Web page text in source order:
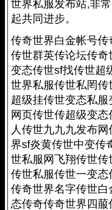
世界私服发布站,非
起共同进步。
传奇世界白金帐号
传世群英传论坛传
变态传世sf找传世超
世界私服传世私罔
超级挂传世变态私
网页传世传超级变
人传世九九九发布
界sf炎黄传世中变传
世私服网飞翔传世
传世私服传世一变
传奇世界名字传世
态传奇传奇世界四